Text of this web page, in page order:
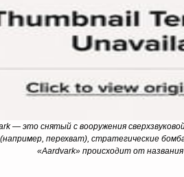
— это снятый с вооружения
перехват), стратегические
«Aardvark» происходит от